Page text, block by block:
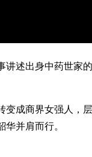
述出身中药世
成商界女强人
并肩而行。